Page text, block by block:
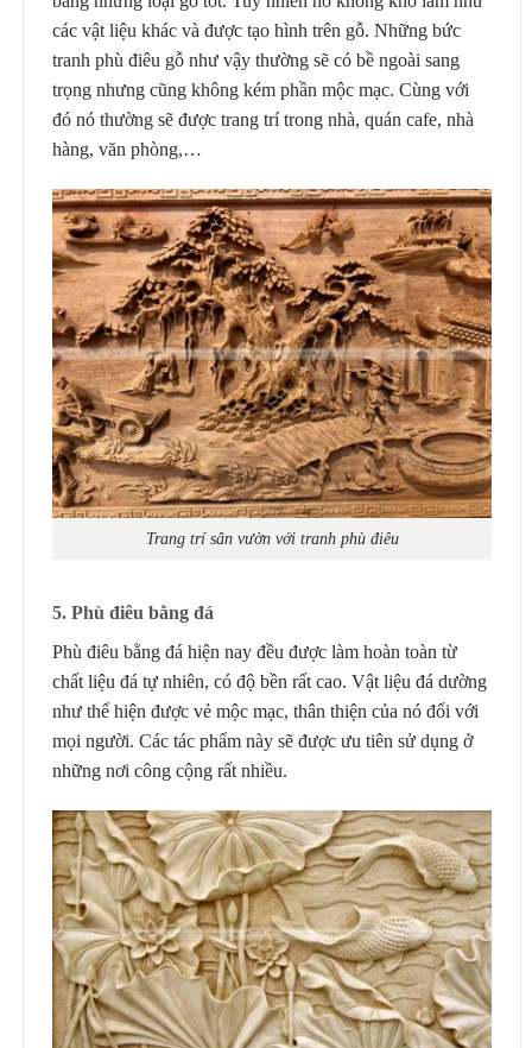
các vật liệu khác và được tạo hình trên gỗ. Những bức
tranh phù điêu gỗ như vậy thường sẽ có bề ngoài sang
trọng nhưng cũng không kém phần mộc mạc. Cùng với
đó nó thường sẽ được trang trí trong nhà, quán cafe, nhà
hàng, văn phòng,…
Trang trí sân vườn với tranh phù điêu
5. Phù điêu bằng đá
Phù điêu bằng đá hiện nay đều được làm hoàn toàn từ
chất liệu đá tự nhiên, có độ bền rất cao. Vật liệu đá dường
như thể hiện được vẻ mộc mạc, thân thiện của nó đối với
mọi người. Các tác phẩm này sẽ được ưu tiên sử dụng ở
những nơi công cộng rất nhiều.